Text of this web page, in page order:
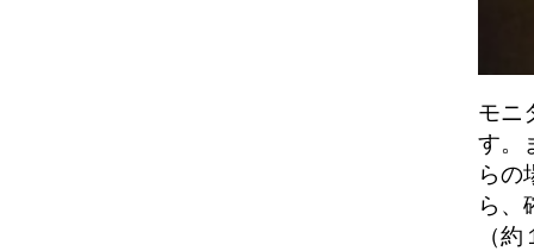
モニ
す。
らの
ら、
（